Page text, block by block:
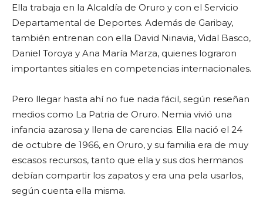
Ella trabaja en la Alcaldía de Oruro y con el Servicio
Departamental de Deportes. Además de Garibay,
también entrenan con ella David Ninavia, Vidal Basco,
Daniel Toroya y Ana María Marza, quienes lograron
importantes sitiales en competencias internacionales.
Pero llegar hasta ahí no fue nada fácil, según reseñan
medios como La Patria de Oruro. Nemia vivió una
infancia azarosa y llena de carencias. Ella nació el 24
de octubre de 1966, en Oruro, y su familia era de muy
escasos recursos, tanto que ella y sus dos hermanos
debían compartir los zapatos y era una pela usarlos,
según cuenta ella misma.